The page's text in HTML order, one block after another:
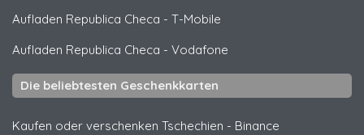
Aufladen Republica Checa - T-Mobile
Aufladen Republica Checa - Vodafone
Die beliebtesten Geschenkkarten
Kaufen oder verschenken Tschechien - Binance